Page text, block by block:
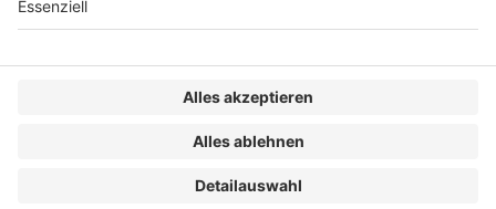
MEDIADATEN
DATENSCHUTZ